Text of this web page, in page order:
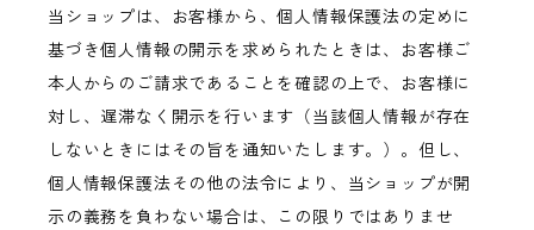
当ショップは、お客様から、個人情報保護法の定めに
基づき個人情報の開示を求められたときは、お客様ご
本人からのご請求であることを確認の上で、お客様に
対し、遅滞なく開示を行います（当該個人情報が存在
しないときにはその旨を通知いたします。）。但し、
個人情報保護法その他の法令により、当ショップが開
示の義務を負わない場合は、この限りではありませ